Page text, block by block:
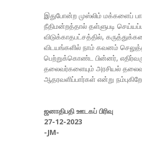
இதுபோன்ற முஸ்லிம் மக்களைப்
நீதிமன்றத்தால் தள்ளுபடி
விடுக்காதபட்சத்தில்,
விடயங்களில் நாம் கவனம்
பெற்றுக்கொண்ட பின்னர்,
தலைவர்களையும் அரசியல்
ஆதரவளிப்பார்கள் என்று
ஜனாதிபதி ஊடகப் பிரிவு
27-12-2023
-JM-